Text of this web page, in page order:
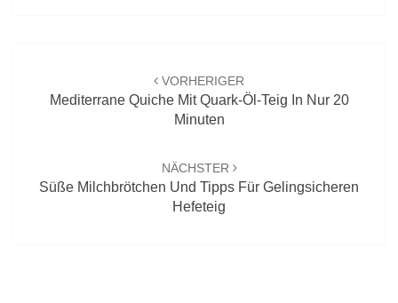
VORHERIGER
Mediterrane Quiche Mit Quark-Öl-Teig In Nur 20
Minuten
NÄCHSTER
Süße Milchbrötchen Und Tipps Für Gelingsicheren
Hefeteig